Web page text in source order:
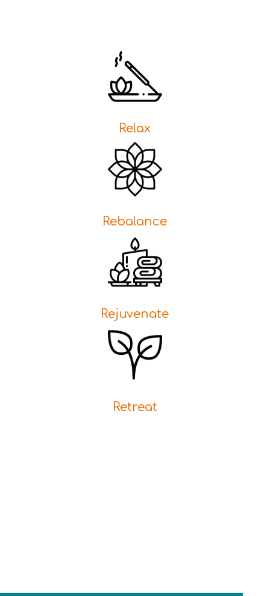
Relax
Rebalance
Rejuvenate
Retreat